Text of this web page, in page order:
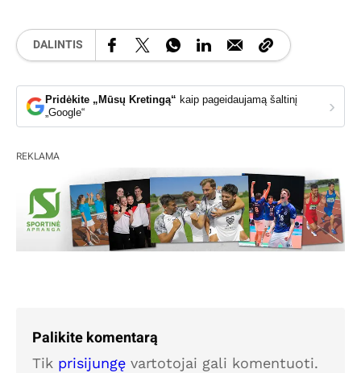
DALINTIS
Pridėkite „Mūsų Kretingą“ kaip pageidaujamą šaltinį
„Google“
›
REKLAMA
Palikite komentarą
Tik prisijungę vartotojai gali komentuoti.